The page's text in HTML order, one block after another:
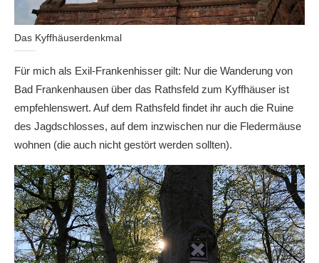
Das Kyffhäuserdenkmal
Für mich als Exil-Frankenhisser gilt: Nur die Wanderung von
Bad Frankenhausen über das Rathsfeld zum Kyffhäuser ist
empfehlenswert. Auf dem Rathsfeld findet ihr auch die Ruine
des Jagdschlosses, auf dem inzwischen nur die Fledermäuse
wohnen (die auch nicht gestört werden sollten).